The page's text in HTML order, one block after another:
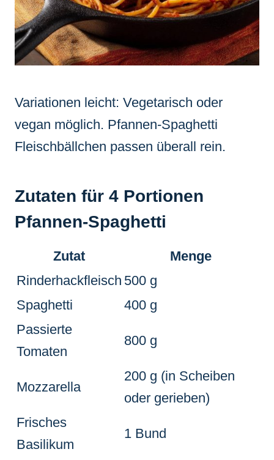
Variationen leicht: Vegetarisch oder
vegan möglich. Pfannen-Spaghetti
Fleischbällchen passen überall rein.
Zutaten für 4 Portionen
Pfannen-Spaghetti
Zutat
Menge
Rinderhackfleisch 500 g
Spaghetti
400 g
Passierte
Tomaten
800 g
Mozzarella
200 g (in Scheiben
oder gerieben)
Frisches
Basilikum
1 Bund